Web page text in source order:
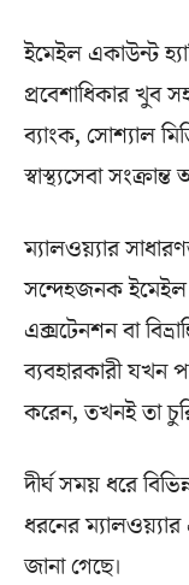
ইমেইল একাউন্ট
প্রবেশাধিকার খুব
ব্যাংক, সোশ্যাল
স্বাস্থ্যসেবা
ম্যালওয়্যার
সন্দেহজনক ইমেইল
এক্সটেনশন বা
ব্যবহারকারী যখন
করেন, তখনই তা
দীর্ঘ সময় ধরে
ধরনের
জানা গেছে।